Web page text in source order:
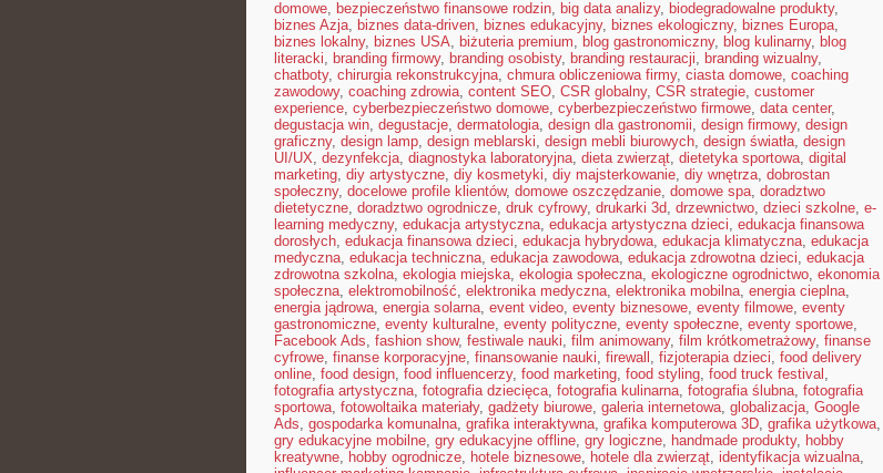
domowe, bezpieczeństwo finansowe rodzin, big data analizy, biodegradowalne produkty,
biznes Azja, biznes data-driven, biznes edukacyjny, biznes ekologiczny, biznes Europa,
biznes lokalny, biznes USA, biżuteria premium, blog gastronomiczny, blog kulinarny, blog
literacki, branding firmowy, branding osobisty, branding restauracji, branding wizualny,
chatboty, chirurgia rekonstrukcyjna, chmura obliczeniowa firmy, ciasta domowe, coaching
zawodowy, coaching zdrowia, content SEO, CSR globalny, CSR strategie, customer
experience, cyberbezpieczeństwo domowe, cyberbezpieczeństwo firmowe, data center,
degustacja win, degustacje, dermatologia, design dla gastronomii, design firmowy, design
graficzny, design lamp, design meblarski, design mebli biurowych, design światła, design
UI/UX, dezynfekcja, diagnostyka laboratoryjna, dieta zwierząt, dietetyka sportowa, digital
marketing, diy artystyczne, diy kosmetyki, diy majsterkowanie, diy wnętrza, dobrostan
społeczny, docelowe profile klientów, domowe oszczędzanie, domowe spa, doradztwo
dietetyczne, doradztwo ogrodnicze, druk cyfrowy, drukarki 3d, drzewnictwo, dzieci szkolne, e-
learning medyczny, edukacja artystyczna, edukacja artystyczna dzieci, edukacja finansowa
dorosłych, edukacja finansowa dzieci, edukacja hybrydowa, edukacja klimatyczna, edukacja
medyczna, edukacja techniczna, edukacja zawodowa, edukacja zdrowotna dzieci, edukacja
zdrowotna szkolna, ekologia miejska, ekologia społeczna, ekologiczne ogrodnictwo, ekonomia
społeczna, elektromobilność, elektronika medyczna, elektronika mobilna, energia cieplna,
energia jądrowa, energia solarna, event video, eventy biznesowe, eventy filmowe, eventy
gastronomiczne, eventy kulturalne, eventy polityczne, eventy społeczne, eventy sportowe,
Facebook Ads, fashion show, festiwale nauki, film animowany, film krótkometrażowy, finanse
cyfrowe, finanse korporacyjne, finansowanie nauki, firewall , fizjoterapia dzieci, food delivery
online, food design, food influencerzy, food marketing, food styling, food truck festival ,
fotografia artystyczna, fotografia dziecięca, fotografia kulinarna, fotografia ślubna, fotografia
sportowa, fotowoltaika materiały, gadżety biurowe, galeria internetowa, globalizacja, Google
Ads, gospodarka komunalna, grafika interaktywna, grafika komputerowa 3D, grafika użytkowa,
gry edukacyjne mobilne, gry edukacyjne offline, gry logiczne, handmade produkty, hobby
kreatywne, hobby ogrodnicze, hotele biznesowe, hotele dla zwierząt, identyfikacja wizualna,